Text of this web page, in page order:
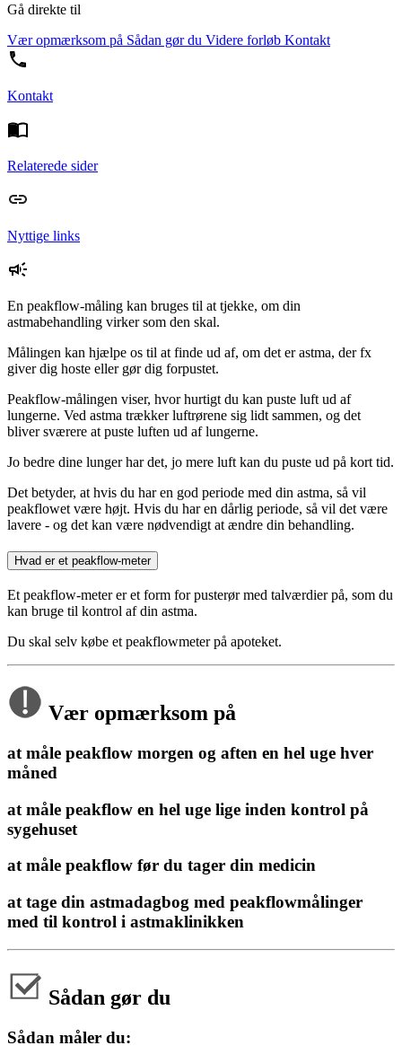
Gå direkte til
Vær opmærksom på Sådan gør du Videre forløb Kontakt
Kontakt
Relaterede sider
Nyttige links
En peakflow-måling kan bruges til at tjekke, om din
astmabehandling virker som den skal.
Målingen kan hjælpe os til at finde ud af, om det er astma, der fx
giver dig hoste eller gør dig forpustet.
Peakflow-målingen viser, hvor hurtigt du kan puste luft ud af
lungerne. Ved astma trækker luftrørene sig lidt sammen, og det
bliver sværere at puste luften ud af lungerne.
Jo bedre dine lunger har det, jo mere luft kan du puste ud på kort tid.
Det betyder, at hvis du har en god periode med din astma, så vil
peakflowet være højt. Hvis du har en dårlig periode, så vil det være
lavere - og det kan være nødvendigt at ændre din behandling.
Hvad er et peakflow-meter
Et peakflow-meter er et form for pusterør med talværdier på, som du
kan bruge til kontrol af din astma.
Du skal selv købe et peakflowmeter på apoteket.
Vær opmærksom på
at måle peakflow morgen og aften en hel uge hver
måned
at måle peakflow en hel uge lige inden kontrol på
sygehuset
at måle peakflow før du tager din medicin
at tage din astmadagbog med peakflowmålinger
med til kontrol i astmaklinikken
Sådan gør du
Sådan måler du: